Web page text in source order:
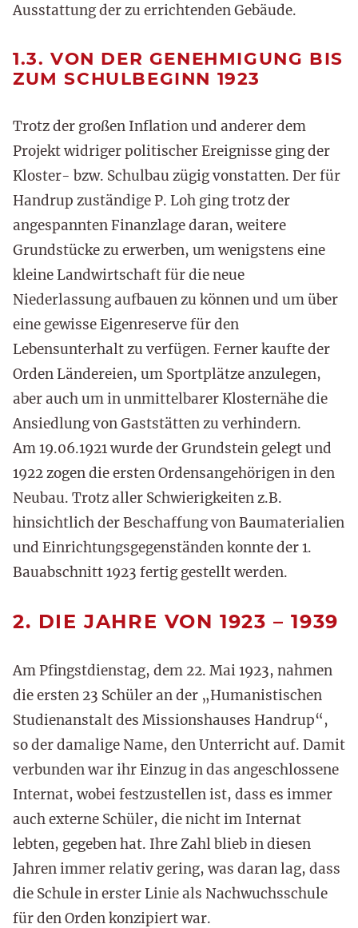
Ausstattung der zu errichtenden Gebäude.
1.3. VON DER GENEHMIGUNG BIS
ZUM SCHULBEGINN 1923
Trotz der großen Inflation und anderer dem
Projekt widriger politischer Ereignisse ging der
Kloster- bzw. Schulbau zügig vonstatten. Der für
Handrup zuständige P. Loh ging trotz der
angespannten Finanzlage daran, weitere
Grundstücke zu erwerben, um wenigstens eine
kleine Landwirtschaft für die neue
Niederlassung aufbauen zu können und um über
eine gewisse Eigenreserve für den
Lebensunterhalt zu verfügen. Ferner kaufte der
Orden Ländereien, um Sportplätze anzulegen,
aber auch um in unmittelbarer Klosternähe die
Ansiedlung von Gaststätten zu verhindern.
Am 19.06.1921 wurde der Grundstein gelegt und
1922 zogen die ersten Ordensangehörigen in den
Neubau. Trotz aller Schwierigkeiten z.B.
hinsichtlich der Beschaffung von Baumaterialien
und Einrichtungsgegenständen konnte der 1.
Bauabschnitt 1923 fertig gestellt werden.
2. DIE JAHRE VON 1923 – 1939
Am Pfingstdienstag, dem 22. Mai 1923, nahmen
die ersten 23 Schüler an der „Humanistischen
Studienanstalt des Missionshauses Handrup“,
so der damalige Name, den Unterricht auf. Damit
verbunden war ihr Einzug in das angeschlossene
Internat, wobei festzustellen ist, dass es immer
auch externe Schüler, die nicht im Internat
lebten, gegeben hat. Ihre Zahl blieb in diesen
Jahren immer relativ gering, was daran lag, dass
die Schule in erster Linie als Nachwuchsschule
für den Orden konzipiert war.